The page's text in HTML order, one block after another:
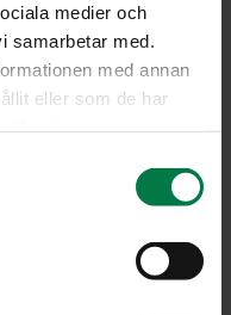
medier och
samarbetar med.
med annan
eller som de har
viipaleiksi. Viipaloi
kaikki kasvikset.
kasvisten päälle.
ainakin